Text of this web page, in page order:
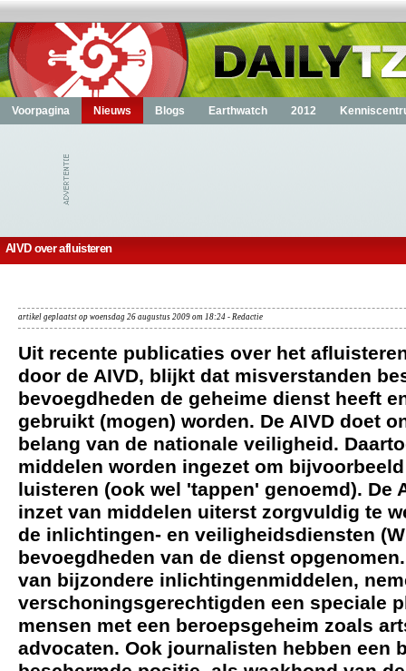
Voorpagina Nieuws Blogs Earthwatch 2012
AIVD over afluisteren
artikel geplaatst op woensdag 26 augustus 2009 om 18:24 - Redactie
Uit recente publicaties over het
door de AIVD, blijkt dat misverstanden
bevoegdheden de geheime dienst heeft
gebruikt (mogen) worden. De AIVD doet
belang van de nationale veiligheid.
middelen worden ingezet om
luisteren (ook wel 'tappen' genoemd). De
inzet van middelen uiterst zorgvuldig te
de inlichtingen- en veiligheidsdiensten
bevoegdheden van de dienst
van bijzondere inlichtingenmiddelen,
verschoningsgerechtigden een speciale
mensen met een beroepsgeheim zoals
advocaten. Ook journalisten hebben een